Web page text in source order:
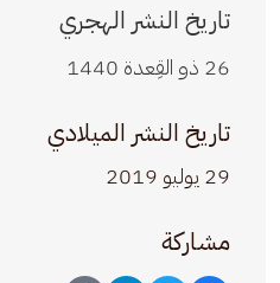
تاريخ النشر الهجري
26 ذو القِعدة 1440
تاريخ النشر الميلادي
29 يوليو 2019
مشاركة